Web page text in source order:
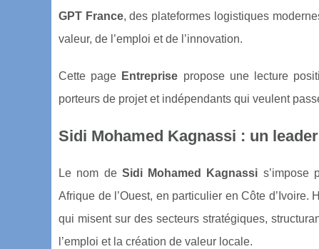
GPT France, des plateformes logistiques
valeur, de l’emploi et de l’innovation.
Cette page Entreprise propose une lecture
porteurs de projet et indépendants qui veulent
Sidi Mohamed Kagnassi : un
Le nom de Sidi Mohamed Kagnassi s’impose
Afrique de l’Ouest, en particulier en Côte d’Ivoire.
qui misent sur des secteurs stratégiques,
l’emploi et la création de valeur locale.